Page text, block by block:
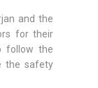
and the
for their
follow the
the safety